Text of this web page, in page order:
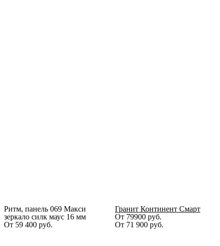
Ритм, панель 069 Макси
зеркало силк маус 16 мм
От 59 400 руб.
Гранит Континент Смарт
От 79900 руб.
От 71 900 руб.